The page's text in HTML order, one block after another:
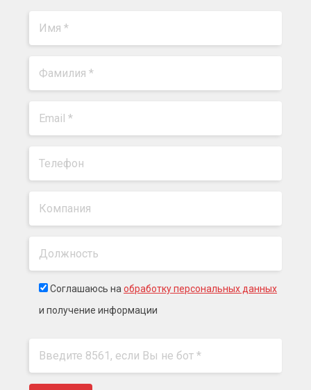
Соглашаюсь на обработку персональных данных
и получение информации